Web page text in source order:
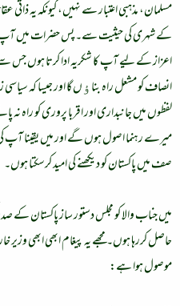
مسلمان، مذہبی اعتبار سے نہیں، کیونکہ یہ ذاتی
کے شہری کی حیثیت سے۔ پس حضرات میں آپ کا
اعزاز کے لیے آپ کا شکریہ ادا کرتا ہوں جس
انصاف کو مشعل راہ بناﺅں گا اور جیسا کہ
لفظوں میں جانبداری اور اقربا پروری کو راہ
میرے رہنما اصول ہوں گے اور میں یقینا آپ
صف میں پاکستان کو دیکھنے کی امید کرسکتا ہوں۔
میں جناب والا کو مجلس دستور ساز پاکستان
حاصل کررہا ہوں۔ مجھے یہ پیغام ابھی ابھی
موصول ہوا ہے: